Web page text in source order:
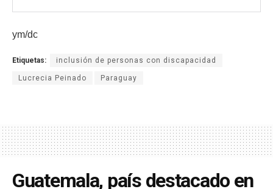
ym/dc
Etiquetas: inclusión de personas con discapacidad
Lucrecia Peinado Paraguay
Guatemala, país destacado en